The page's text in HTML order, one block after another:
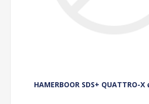
HAMERBOOR SDS+ QUATTRO-